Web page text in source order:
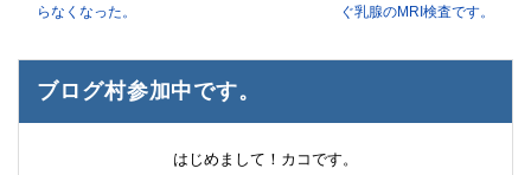
らなくなった。
ぐ乳腺のMRI検査です。
ブログ村参加中です。
はじめまして！カコです。